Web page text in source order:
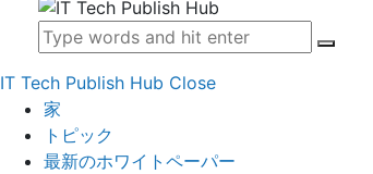
IT Tech Publish Hub Close
家
トピック
最新のホワイトペーパー